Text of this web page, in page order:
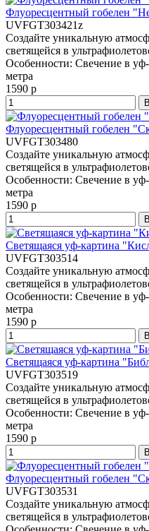
Флуоресцентный гобелен
UVFGT303421z
Создайте уникальную
светящейся в
Особенности: Свечение в уф-
метра
1590 р
Флуоресцентный гобелен
UVFGT303480
Создайте уникальную
светящейся в
Особенности: Свечение в уф-
метра
1590 р
Светящаяся уф-картина
UVFGT303514
Создайте уникальную
светящейся в
Особенности: Свечение в уф-
метра
1590 р
Светящаяся уф-картина
UVFGT303519
Создайте уникальную
светящейся в
Особенности: Свечение в уф-
метра
1590 р
Флуоресцентный гобелен
UVFGT303531
Создайте уникальную
светящейся в